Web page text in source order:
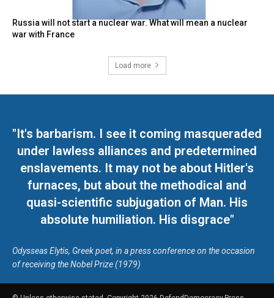
Russia will not start a nuclear war. What will mean a nuclear
war with France
Load more
"It's barbarism. I see it coming masqueraded
under lawless alliances and predetermined
enslavements. It may not be about Hitler's
furnaces, but about the methodical and
quasi-scientific subjugation of Man. His
absolute humiliation. His disgrace"
Odysseas Elytis, Greek poet, in a press conference on the occasion
of receiving the Nobel Prize (1979)